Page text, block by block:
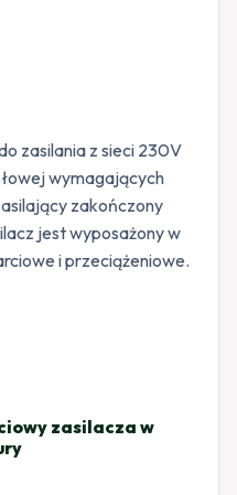
zasilania z sieci 230V
wymagających
zakończony
jest wyposażony w
i przeciążeniowe.
zasilacza w